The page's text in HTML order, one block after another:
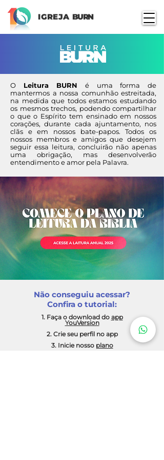
IGREJA BURN
O Leitura BURN é uma forma de
mantermos a nossa comunhão estreitada,
na medida que todos estamos estudando
os mesmos trechos, podendo compartilhar
o que o Espírito tem ensinado em nossos
corações, durante cada ajuntamento, nos
clãs e em nossos bate-papos. Todos os
nossos membros e amigos que desejem
seguir essa leitura, concluirão não apenas
uma obrigação, mas desenvolverão
entendimento e amor pela Palavra.
Não conseguiu acessar?
Confira o tutorial:
1. Faça o download do app
YouVersion
2. Crie seu perfil no app
3. Inicie nosso plano